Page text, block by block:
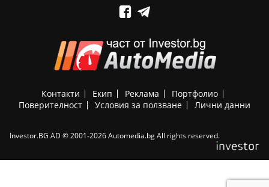
Контакти Екип Реклама
Портфолио
Поверителност
Условия за ползване Лични данни
Investor.BG AD © 2001-2026 Automedia.bg All rights reserved.